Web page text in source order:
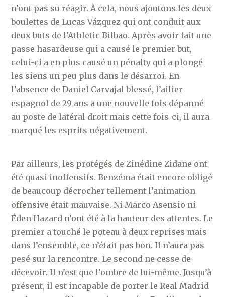
n’ont pas su réagir. À cela, nous ajoutons les deux
boulettes de Lucas Vázquez qui ont conduit aux
deux buts de l’Athletic Bilbao. Après avoir fait une
passe hasardeuse qui a causé le premier but,
celui-ci a en plus causé un pénalty qui a plongé
les siens un peu plus dans le désarroi. En
l’absence de Daniel Carvajal blessé, l’ailier
espagnol de 29 ans a une nouvelle fois dépanné
au poste de latéral droit mais cette fois-ci, il aura
marqué les esprits négativement.
Par ailleurs, les protégés de Zinédine Zidane ont
été quasi inoffensifs. Benzéma était encore obligé
de beaucoup décrocher tellement l’animation
offensive était mauvaise. Ni Marco Asensio ni
Éden Hazard n’ont été à la hauteur des attentes. Le
premier a touché le poteau à deux reprises mais
dans l’ensemble, ce n’était pas bon. Il n’aura pas
pesé sur la rencontre. Le second ne cesse de
décevoir. Il n’est que l’ombre de lui-même. Jusqu’à
présent, il est incapable de porter le Real Madrid